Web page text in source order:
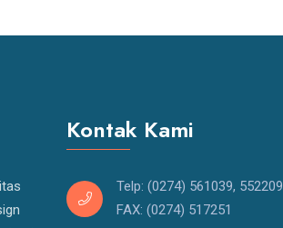
Kontak Kami
Telp: (0274) 561039, 552209
FAX: (0274) 517251